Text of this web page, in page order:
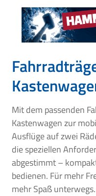
Mit dem passenden
Kastenwagen zur
Ausflüge auf zwei
die speziellen
abgestimmt –
bedienen. Für mehr
mehr Spaß unterwegs.